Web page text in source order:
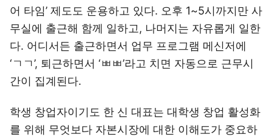
어 타임’ 제도도 운용하고 있다. 오후 1~5시까지만 사
무실에 출근해 함께 일하고, 나머지는 자유롭게 일한
다. 어디서든 출근하면서 업무 프로그램 메신저에
‘ㄱㄱ’, 퇴근하면서 ‘ㅃㅃ’라고 치면 자동으로 근무시
간이 집계된다.
학생 창업자이기도 한 신 대표는 대학생 창업 활성화
를 위해 무엇보다 자본시장에 대한 이해도가 중요하